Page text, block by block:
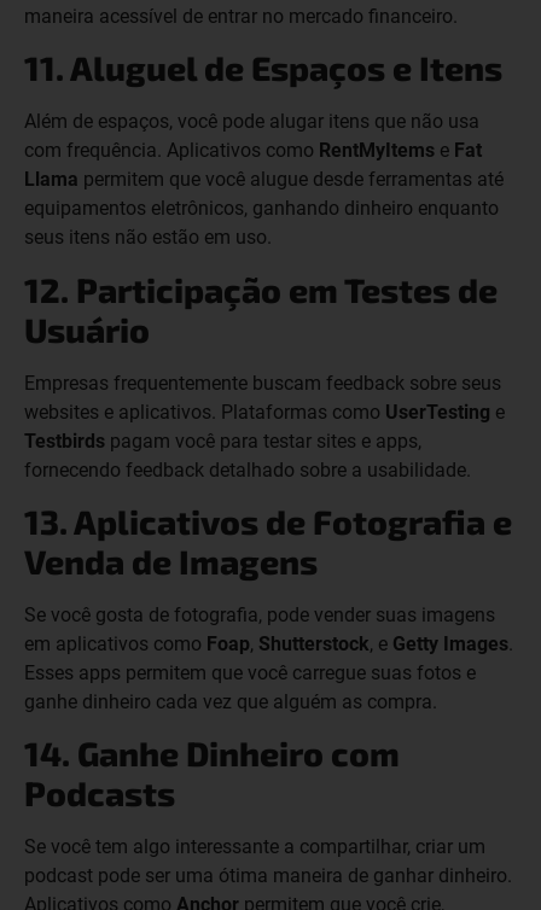
maneira acessível de entrar no mercado financeiro.
11. Aluguel de Espaços e Itens
Além de espaços, você pode alugar itens que não usa
com frequência. Aplicativos como RentMyItems e Fat
Llama permitem que você alugue desde ferramentas até
equipamentos eletrônicos, ganhando dinheiro enquanto
seus itens não estão em uso.
12. Participação em Testes de
Usuário
Empresas frequentemente buscam feedback sobre seus
websites e aplicativos. Plataformas como UserTesting e
Testbirds pagam você para testar sites e apps,
fornecendo feedback detalhado sobre a usabilidade.
13. Aplicativos de Fotografia e
Venda de Imagens
Se você gosta de fotografia, pode vender suas imagens
em aplicativos como Foap, Shutterstock, e Getty Images.
Esses apps permitem que você carregue suas fotos e
ganhe dinheiro cada vez que alguém as compra.
14. Ganhe Dinheiro com
Podcasts
Se você tem algo interessante a compartilhar, criar um
podcast pode ser uma ótima maneira de ganhar dinheiro.
Aplicativos como Anchor permitem que você crie,